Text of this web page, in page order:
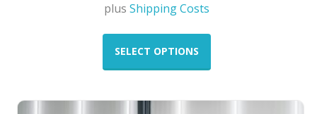
plusShipping Costs
SELECT OPTIONS
This